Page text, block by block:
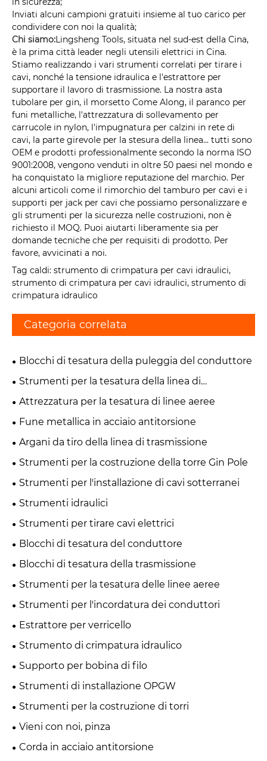
Inviati alcuni campioni gratuiti insieme al tuo carico per
condividere con noi la qualità;
Chi siamo:Lingsheng Tools, situata nel sud-est della Cina,
è la prima città leader negli utensili elettrici in Cina.
Stiamo realizzando i vari strumenti correlati per tirare i
cavi, nonché la tensione idraulica e l'estrattore per
supportare il lavoro di trasmissione. La nostra asta
tubolare per gin, il morsetto Come Along, il paranco per
funi metalliche, l'attrezzatura di sollevamento per
carrucole in nylon, l'impugnatura per calzini in rete di
cavi, la parte girevole per la stesura della linea... tutti sono
OEM e prodotti professionalmente secondo la norma ISO
9001:2008, vengono venduti in oltre 50 paesi nel mondo e
ha conquistato la migliore reputazione del marchio. Per
alcuni articoli come il rimorchio del tamburo per cavi e i
supporti per jack per cavi che possiamo personalizzare e
gli strumenti per la sicurezza nelle costruzioni, non è
richiesto il MOQ. Puoi aiutarti liberamente sia per
domande tecniche che per requisiti di prodotto. Per
favore, avvicinati a noi.
Tag caldi: strumento di crimpatura per cavi idraulici,
strumento di crimpatura per cavi idraulici, strumento di
crimpatura idraulico
Categoria correlata
Blocchi di tesatura della puleggia del conduttore
Strumenti per la tesatura della linea di
trasmissione
Attrezzatura per la tesatura di linee aeree
Fune metallica in acciaio antitorsione
Argani da tiro della linea di trasmissione
Strumenti per la costruzione della torre Gin Pole
Strumenti per l'installazione di cavi sotterranei
Strumenti idraulici
Strumenti per tirare cavi elettrici
Blocchi di tesatura del conduttore
Blocchi di tesatura della trasmissione
Strumenti per la tesatura delle linee aeree
Strumenti per l'incordatura dei conduttori
Estrattore per verricello
Strumento di crimpatura idraulico
Supporto per bobina di filo
Strumenti di installazione OPGW
Strumenti per la costruzione di torri
Vieni con noi, pinza
Corda in acciaio antitorsione